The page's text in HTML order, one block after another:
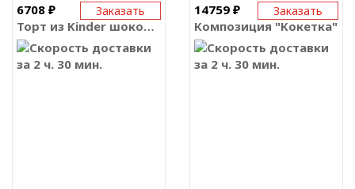
Заказать
14759 ₽
Композиция "Кокетка"
за 2 ч. 30 мин.
Заказать
6708 ₽
Торт из Kinder шоколада
за 2 ч. 30 мин.